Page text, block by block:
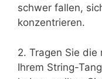
schwer fallen,
konzentrieren.
2. Tragen Sie
Ihrem String-